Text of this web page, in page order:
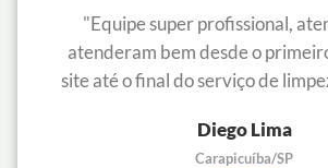
"Equipe super profissional,
atenderam bem desde o
site até o final do serviço de
Diego Lima
Carapicuíba/SP